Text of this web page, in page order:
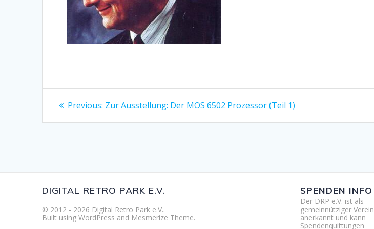
Beitragsnavigation
Previous: Previous
Zur Ausstellung: Der MOS 6502 Prozessor (Teil 1)
DIGITAL RETRO PARK E.V.
© 2012 - 2026 Digital Retro Park e.V..
Built using WordPress and Mesmerize Theme.
SPENDEN INFO
Der DRP e.V. ist als
gemeinnütziger Verein
anerkannt und kann
Spendenquittungen